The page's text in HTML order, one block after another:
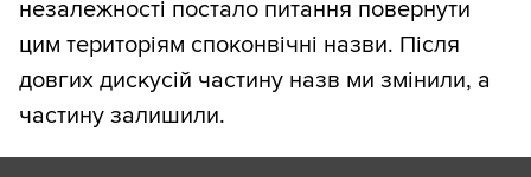
незалежності постало питання повернути
цим територіям споконвічні назви. Після
довгих дискусій частину назв ми змінили, а
частину залишили.